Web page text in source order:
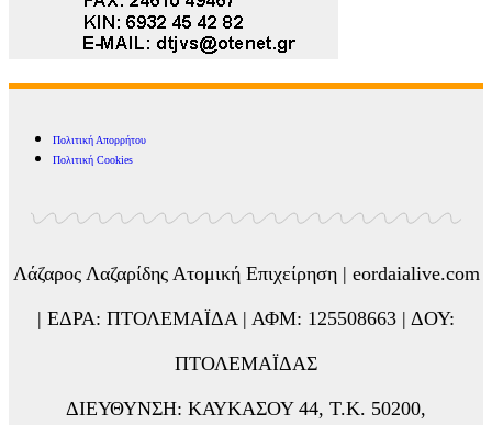
Πολιτική Απορρήτου
Πολιτική Cookies
Λάζαρος Λαζαρίδης Ατομική Επιχείρηση | eordaialive.com
| ΕΔΡΑ: ΠΤΟΛΕΜΑΪΔΑ | ΑΦΜ: 125508663 | ΔΟΥ:
ΠΤΟΛΕΜΑΪΔΑΣ
ΔΙΕΥΘΥΝΣΗ: ΚΑΥΚΑΣΟΥ 44, Τ.Κ. 50200,